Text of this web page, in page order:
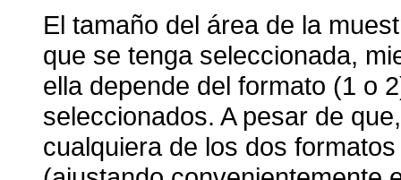
El tamaño del área de la
que se tenga seleccionada,
ella depende del formato (1 o
seleccionados. A pesar de
cualquiera de los dos